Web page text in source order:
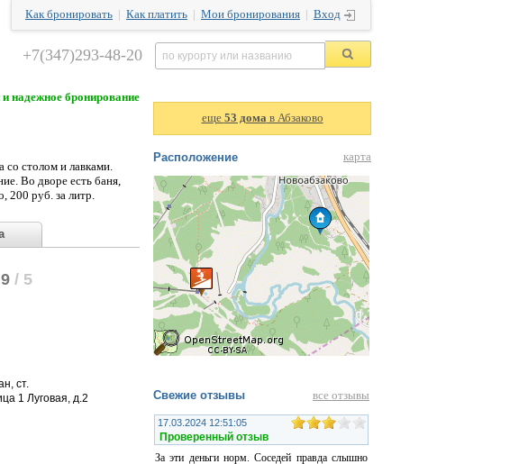
Как бронировать Как платить Мои бронирования Вход
+7(347)293-48-20
надежное бронирование
со столом и лавками.
Во дворе есть баня,
200 руб. за литр.
/ 5
ст.
1 Луговая, д.2
еще 53 дома в Абзаково
Расположение карта
Свежие отзывы все отзывы
17.03.2024 12:51:05
Проверенный отзыв
За эти деньги норм. Соседей правда слышно